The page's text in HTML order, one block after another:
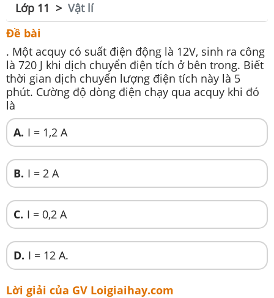
Lớp 11
Vật lí
Đề bài
. Một acquy có suất điện động là 12V, sinh ra công
là 720 J khi dịch chuyển điện tích ở bên trong. Biết
thời gian dịch chuyển lượng điện tích này là 5
phút. Cường độ dòng điện chạy qua acquy khi đó
là
A. I = 1,2 A
B. I = 2 A
C. I = 0,2 A
D. I = 12 A.
Lời giải của GV Loigiaihay.com